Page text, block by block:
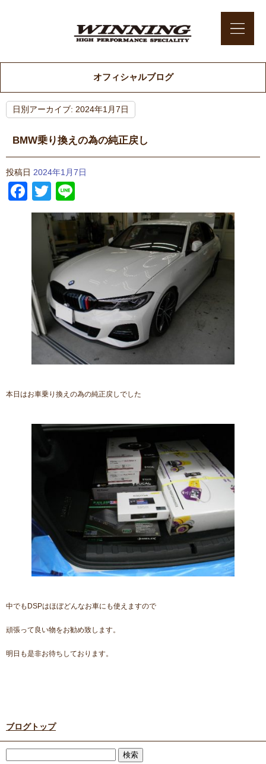
オフィシャルブログ
日別アーカイブ: 2024年1月7日
BMW乗り換えの為の純正戻し
投稿日 2024年1月7日
Facebook
Twitter
本日はお車乗り換えの為の純正戻しでした
中でもDSPはほぼどんなお車にも使えますので
頑張って良い物をお勧め致します。
明日も是非お待ちしております。
ブログトップ